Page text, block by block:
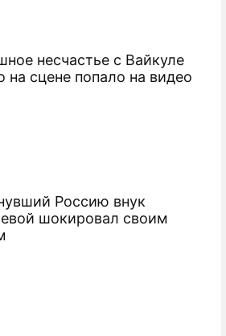
несчастье с Вайкуле
на сцене попало на видео
Россию внук
шокировал своим
"черную метку"
сырную голову-гигант